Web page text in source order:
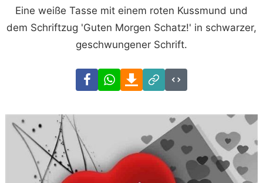
Eine weiße Tasse mit einem roten Kussmund und
dem Schriftzug 'Guten Morgen Schatz!' in schwarzer,
geschwungener Schrift.
FacebookWhatsAppDownload
Link
Code